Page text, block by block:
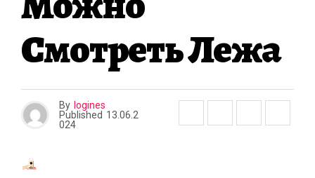
Смотреть Лежа
By logines
Published 13.06.2
024